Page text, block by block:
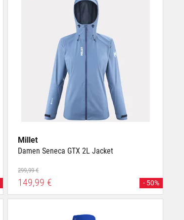
Millet
Damen Seneca GTX 2L Jacket
299,99 €
149,99 € - 50%